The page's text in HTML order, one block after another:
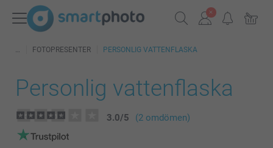
FOTOPRESENTER PERSONLIG VATTENFLASKA
Personlig vattenflaska
3.0/5 (2 omdömen)